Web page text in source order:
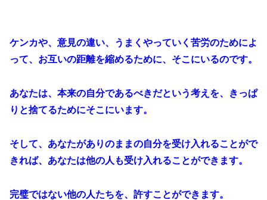
ケンカや、意見の違い、うまくやっていく苦労のためによ
って、お互いの距離を縮めるために、そこにいるのです。
あなたは、本来の自分であるべきだという考えを、きっぱ
りと捨てるためにそこにいます。
そして、あなたがありのままの自分を受け入れることがで
きれば、あなたは他の人も受け入れることができます。
完璧ではない他の人たちを、許すことができます。